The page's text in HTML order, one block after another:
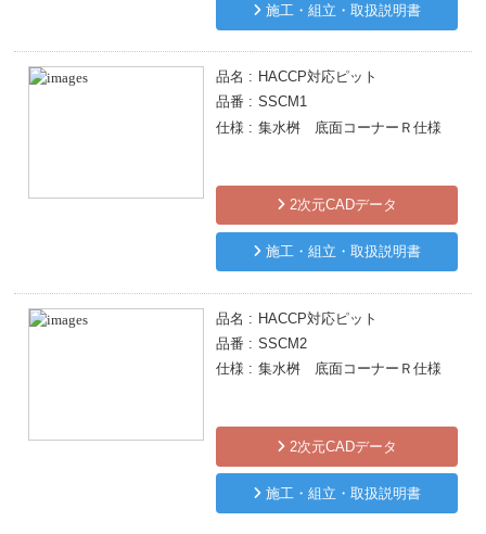
施工・組立・取扱説明書
品名
HACCP対応ピット
品番
SSCM1
仕様
集水桝 底面コーナーＲ仕様
2次元CADデータ
施工・組立・取扱説明書
品名
HACCP対応ピット
品番
SSCM2
仕様
集水桝 底面コーナーＲ仕様
2次元CADデータ
施工・組立・取扱説明書